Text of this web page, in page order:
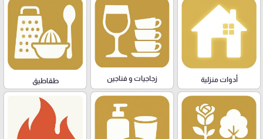
أدوات منزلية زجاجيات و فناجين طقاطيق